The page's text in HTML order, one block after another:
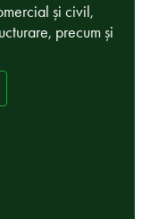
și civil,
precum și